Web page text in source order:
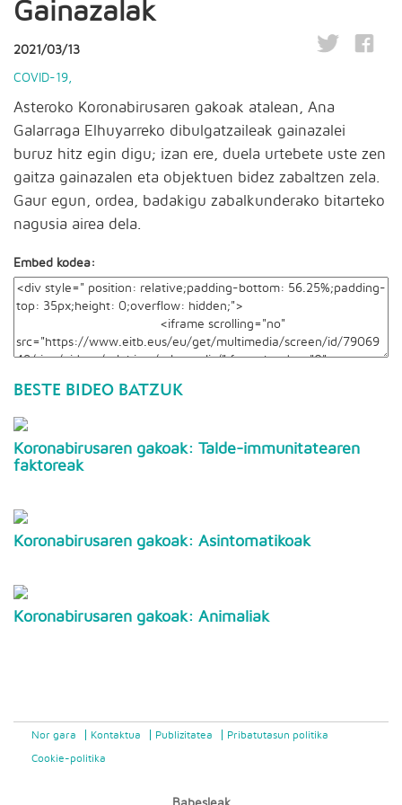
Gainazalak
2021/03/13
COVID-19
Asteroko Koronabirusaren gakoak atalean, Ana
Galarraga Elhuyarreko dibulgatzaileak gainazalei
buruz hitz egin digu; izan ere, duela urtebete uste zen
gaitza gainazalen eta objektuen bidez zabaltzen zela.
Gaur egun, ordea, badakigu zabalkunderako bitarteko
nagusia airea dela.
Embed kodea:
BESTE BIDEO BATZUK
Koronabirusaren gakoak: Talde-immunitatearen
faktoreak
Koronabirusaren gakoak: Asintomatikoak
Koronabirusaren gakoak: Animaliak
Nor gara Kontaktua Publizitatea Pribatutasun politika
Cookie-politika